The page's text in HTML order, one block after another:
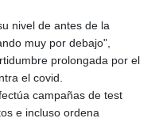
nivel de antes de la
muy por debajo",
prolongada por el
el covid.
campañas de test
e incluso ordena